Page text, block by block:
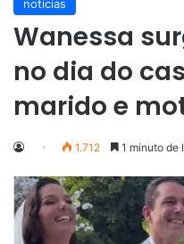
noticias
Wanessa
no dia do
marido e
1.712 1 minuto de